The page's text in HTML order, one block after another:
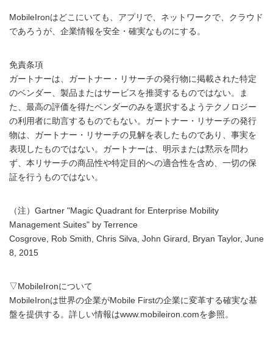
MobileIronはどこにいても、アプリで、ネットワークで、クラウド
であろうが、企業情報を安全・確実なものにする。
免責条項
ガートナーは、ガートナー・リサーチの発行物に掲載された特定
のベンダー、製品またはサービスを推奨するものではない。ま
た、最高の評価を得たベンダーのみを選択するようテクノロジー
の利用者に助言するものでもない。ガートナー・リサーチの発行
物は、ガートナー・リサーチの見解を表したものであり、事実を
表現したものではない。ガートナーは、明示または黙示を問わ
ず、本リサーチの商品性や特定目的への適合性を含め、一切の保
証を行うものではない。
（注）Gartner "Magic Quadrant for Enterprise Mobility
Management Suites" by Terrence
Cosgrove, Rob Smith, Chris Silva, John Girard, Bryan Taylor, June
8, 2015
▽MobileIronについて
MobileIronは世界の企業がMobile Firstの企業に変革する確実な基
盤を提供する。詳しい情報はwww.mobileiron.comを参照。